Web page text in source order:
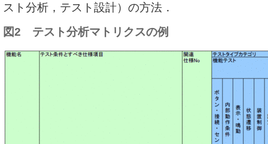
スト分析，テスト設計）の方法．
図2 テスト分析マトリクスの例